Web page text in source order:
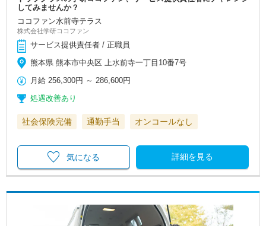
してみませんか？
ココファン水前寺テラス
株式会社学研ココファン
サービス提供責任者 / 正職員
熊本県 熊本市中央区 上水前寺一丁目10番7号
月給 256,300円 ～286,600円
処遇改善あり
社会保険完備 通勤手当 オンコールなし
詳細を見る
気になる